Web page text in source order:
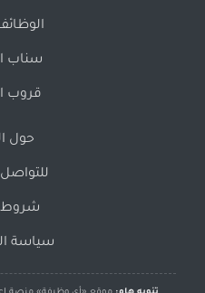
سناب
قروب
حول
للتواصل
شروط
سياسة